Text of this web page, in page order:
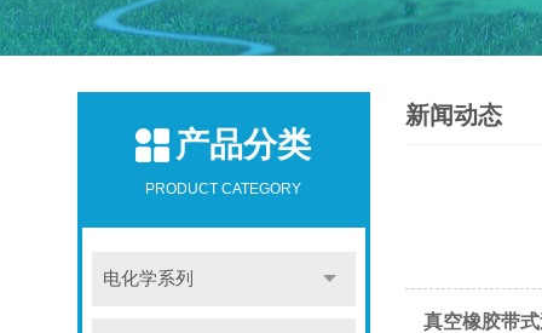
产品分类
PRODUCT CATEGORY
电化学系列
新闻动态
真空橡胶带